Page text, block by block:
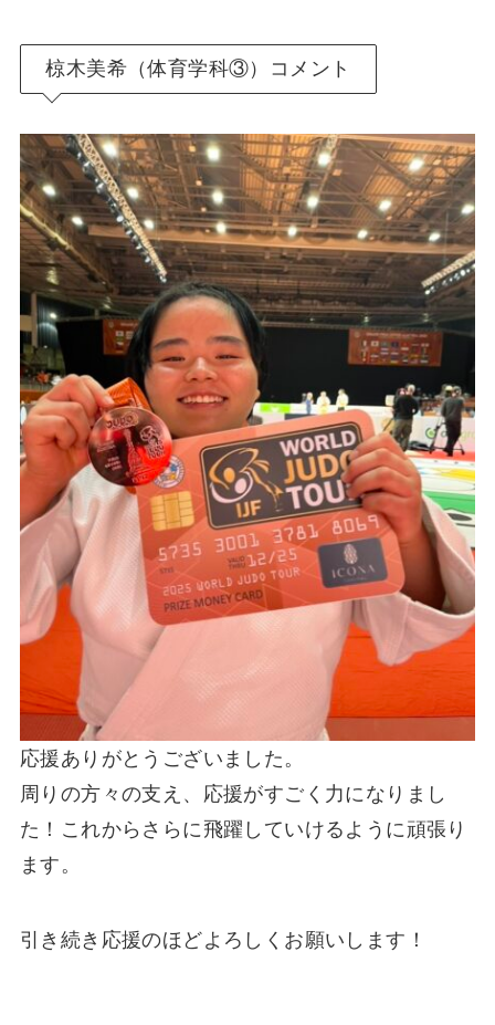
椋木美希（体育学科③）コメント
応援ありがとうございました。
周りの方々の支え、応援がすごく力になりまし
た！これからさらに飛躍していけるように頑張り
ます。
引き続き応援のほどよろしくお願いします！